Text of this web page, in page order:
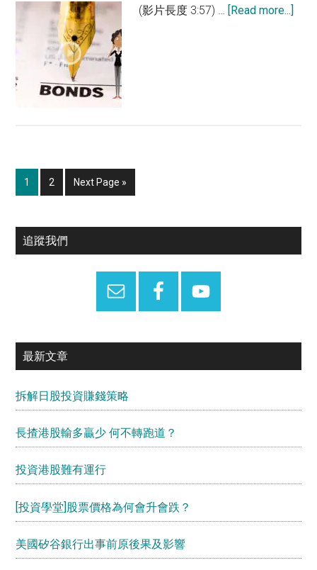
個
(影片長度 3:57) … [Read more...]
Page
1 Page
2
Go
to
Next Page »
Primary
追蹤我們
最新文章
拆解日股投資賺錢策略
長揸港股輸多贏少 何不轉跑道？
投資港股難有運行
[投資學堂]股票價格為何會升會跌？
美國矽谷銀行出事前原後果及影響